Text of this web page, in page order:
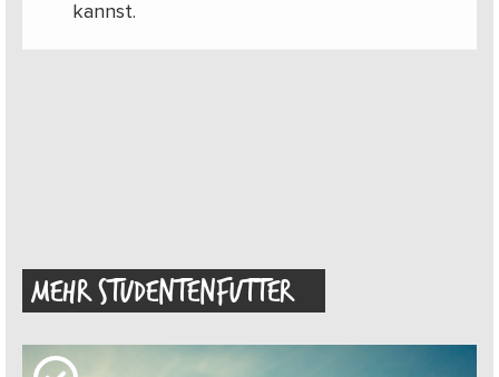
kannst.
MEHR STUDENTENFUTTER